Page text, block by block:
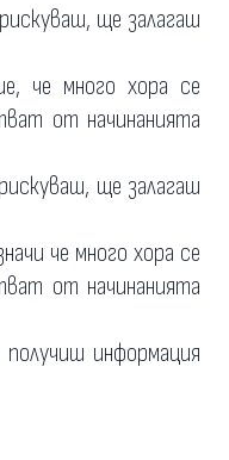
ще залагаш
че много хора се
от начинанията
ще залагаш
че много хора се
от начинанията
информация